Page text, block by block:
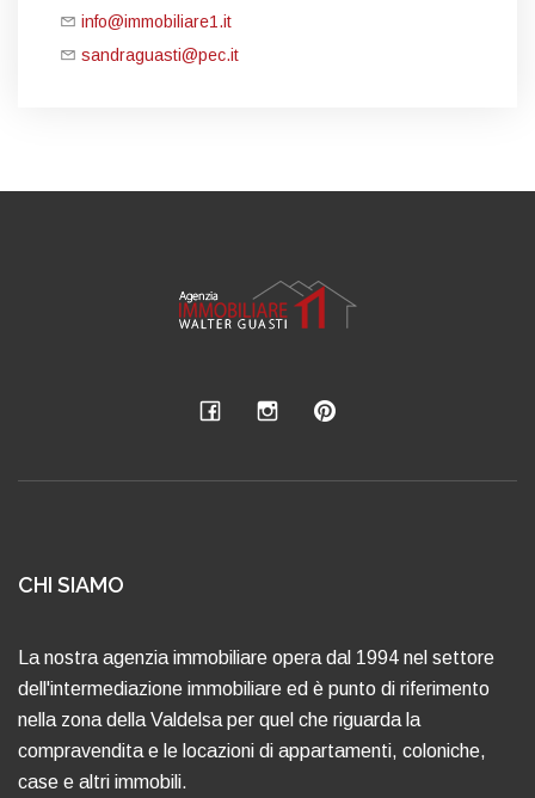
info@immobiliare1.it
sandraguasti@pec.it
CHI SIAMO
La nostra agenzia immobiliare opera dal 1994 nel settore
dell'intermediazione immobiliare ed è punto di riferimento
nella zona della Valdelsa per quel che riguarda la
compravendita e le locazioni di appartamenti, coloniche,
case e altri immobili.